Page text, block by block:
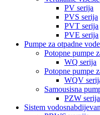
PV serija
PVS serija
PVT serija
PVE serija
Pumpe za otpadne vode
Potopne pumpe
WQ serija
Potopne pumpe
WQV
Samousisna
PZW serija
Sistem